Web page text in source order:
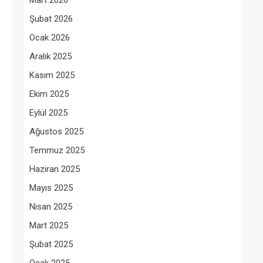
Şubat 2026
Ocak 2026
Aralık 2025
Kasım 2025
Ekim 2025
Eylül 2025
Ağustos 2025
Temmuz 2025
Haziran 2025
Mayıs 2025
Nisan 2025
Mart 2025
Şubat 2025